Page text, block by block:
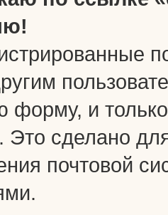
форму, и
Это сделано
почтовой